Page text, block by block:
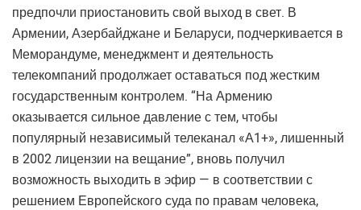
предпочли приостановить свой выход в свет. В
Армении, Азербайджане и Беларуси, подчеркивается в
Меморандуме, менеджмент и деятельность
телекомпаний продолжает оставаться под жестким
государственным контролем. “На Армению
оказывается сильное давление с тем, чтобы
популярный независимый телеканал «А1+», лишенный
в 2002 лицензии на вещание”, вновь получил
возможность выходить в эфир — в соответствии с
решением Европейского суда по правам человека,